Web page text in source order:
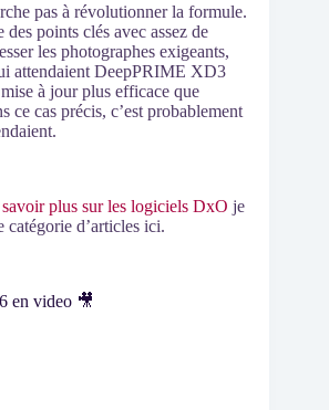
pas à révolutionner la formule.
points clés avec assez de
les photographes exigeants,
attendaient DeepPRIME XD3
à jour plus efficace que
ce cas précis, c’est probablement
savoir plus sur les logiciels DxO je
catégorie d’articles ici.
en video 🎥